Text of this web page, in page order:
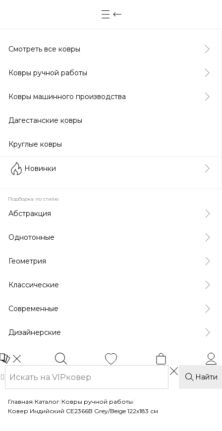
Смотреть все ковры
Ковры ручной работы
Ковры машинного производства
Дагестанские ковры
Круглые ковры
Новинки
Подборка по стилю
Абстракция
Однотонные
Геометрия
Классические
Современные
Дизайнерские
Найти
Главная/Каталог/Ковры ручной работы/
Ковер Индийский CE2366B Grey/Beige 122x183 см